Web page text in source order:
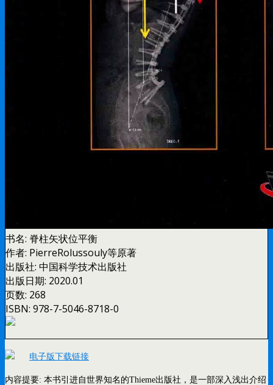
书名: 脊柱矢状位平衡
作者: PierreRolussouly等原著
出版社: 中国科学技术出版社
出版日期: 2020.01
页数: 268
ISBN: 978-7-5046-8718-0
电子版下载链接
内容提要: 本书引进自世界知名的Thieme出版社，是一部深入浅出介绍